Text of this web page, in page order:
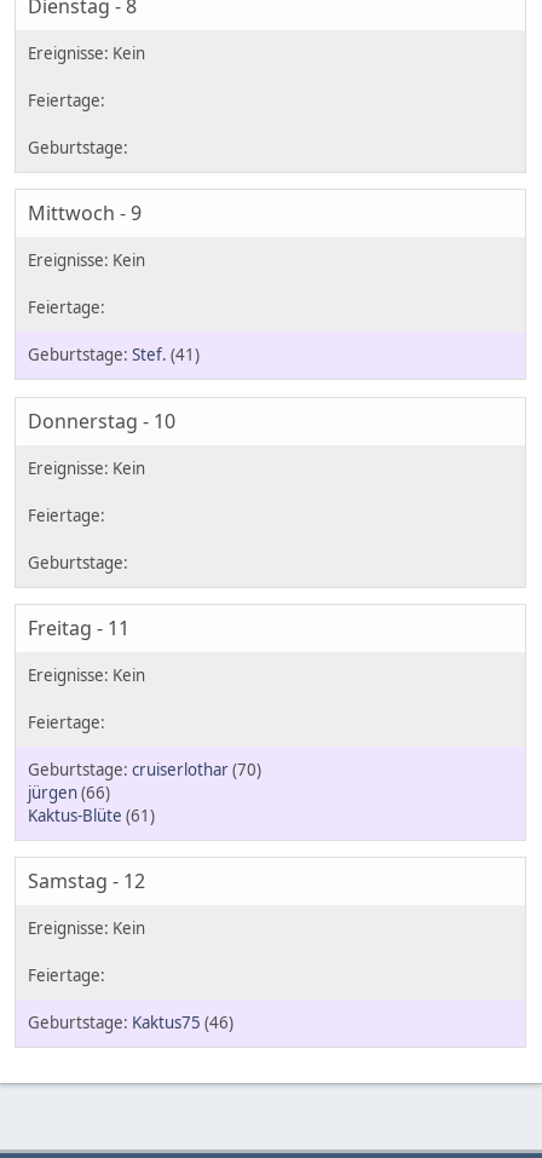
Dienstag - 8
Mittwoch - 9
Stef. (41)
Donnerstag - 10
Freitag - 11
cruiserlothar(70)
jürgen(66)
Kaktus-Blüte (61)
Samstag - 12
Kaktus75 (46)